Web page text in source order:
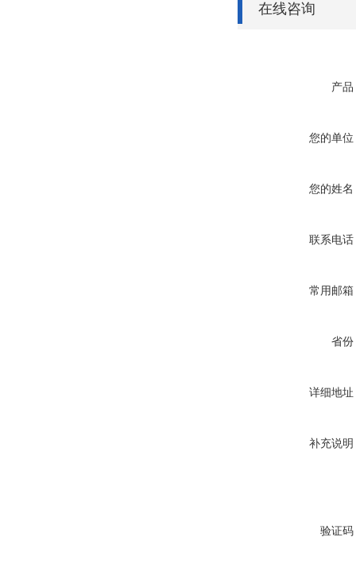
在线咨询
产品
您的单位
您的姓名
联系电话
常用邮箱
省份
详细地址
补充说明
验证码